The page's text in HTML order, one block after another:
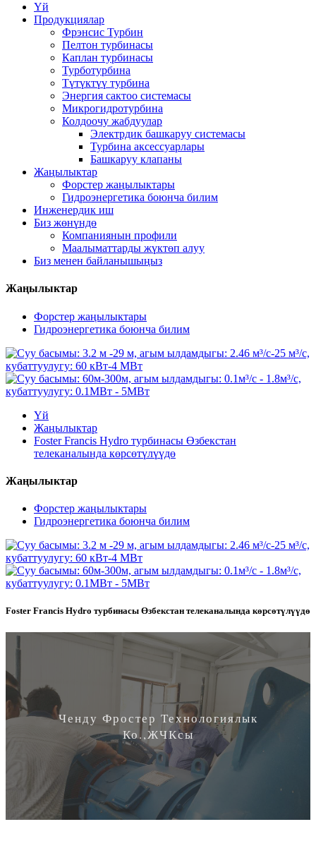
Үй
Продукциялар
Фрэнсис Турбин
Пелтон турбинасы
Каплан турбинасы
Турботурбина
Түтүктүү турбина
Энергия сактоо системасы
Микрогидротурбина
Колдоочу жабдуулар
Электрдик башкаруу системасы
Турбина аксессуарлары
Башкаруу клапаны
Жаңылыктар
Форстер жаңылыктары
Гидроэнергетика боюнча билим
Инженердик иш
Биз жөнүндө
Компаниянын профили
Маалыматтарды жүктөп алуу
Биз менен байланышыңыз
Жаңылыктар
Форстер жаңылыктары
Гидроэнергетика боюнча билим
Үй
Жаңылыктар
Foster Francis Hydro турбинасы Өзбекстан
телеканалында көрсөтүлүүдө
Жаңылыктар
Форстер жаңылыктары
Гидроэнергетика боюнча билим
Foster Francis Hydro турбинасы Өзбекстан телеканалында көрсөтүлүүдө
Ченду Фростер Технологиялык
Ко.,ЖЧКсы